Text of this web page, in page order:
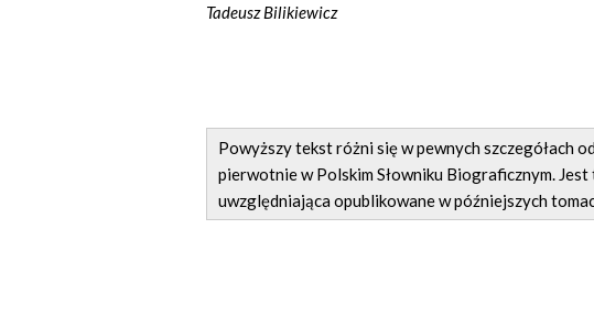
Tadeusz Bilikiewicz
Powyższy tekst różni się w pewnych szczegółach
pierwotnie w Polskim Słowniku Biograficznym.
uwzględniająca opublikowane w późniejszych